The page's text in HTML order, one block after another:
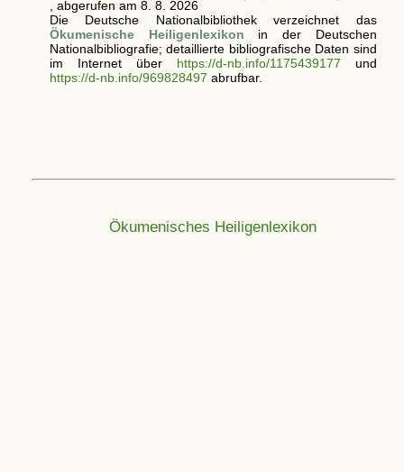
, abgerufen am 8. 8. 2026
Die Deutsche Nationalbibliothek verzeichnet das
Ökumenische Heiligenlexikon in der Deutschen
Nationalbibliografie; detaillierte bibliografische Daten sind
im Internet über https://d-nb.info/1175439177 und
https://d-nb.info/969828497 abrufbar.
Ökumenisches Heiligenlexikon